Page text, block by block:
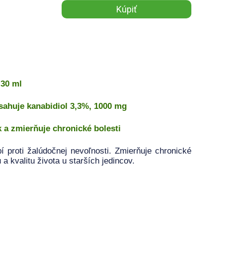
ml
kanabidiol 3,3%, 1000 mg
zmierňuje chronické bolesti
proti žalúdočnej nevoľnosti. Zmierňuje chronické
a kvalitu života u starších jedincov.